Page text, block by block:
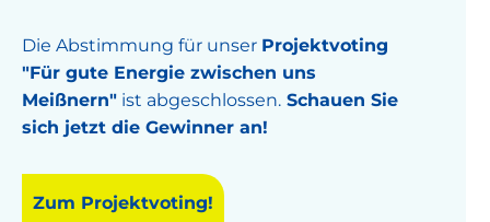
Die Abstimmung für unser Projektvoting
"Für gute Energie zwischen uns
Meißnern" ist abgeschlossen. Schauen Sie
sich jetzt die Gewinner an!
Zum Projektvoting!